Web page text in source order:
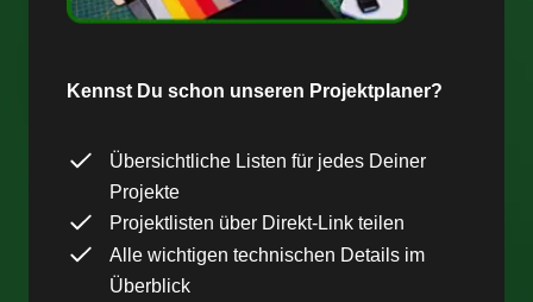
Kennst Du schon unseren Projektplaner?
Übersichtliche Listen für jedes Deiner
Projekte
Projektlisten über Direkt-Link teilen
Alle wichtigen technischen Details im
Überblick